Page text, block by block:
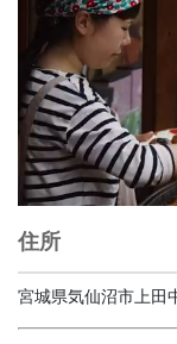
住所
宮城県気仙沼市上田